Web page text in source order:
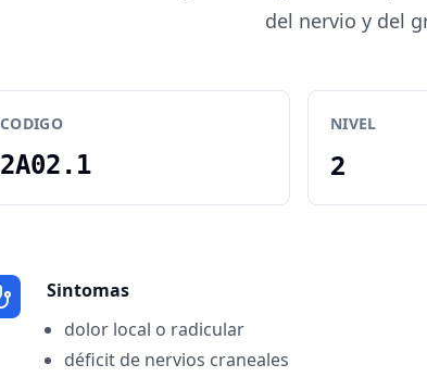
del nervio y del
CODIGO
2A02.1
NIVEL
2
Sintomas
dolor local o radicular
déficit de nervios craneales